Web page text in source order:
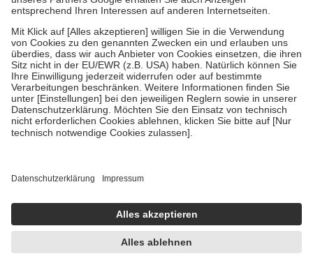
Um das Engagement der Versicherten für ihre eigene Gesundheit zu
stärken und die besondere Stellung der Familie zu unterstützen,
fallenkeine Zuzahlungenan bei:
• Kindern und Jugendlichen bis zum vollendeten 18. Lebensjahr
mit Ausnahme der Fahrkosten
• Untersuchungen zur Vorsorge und Früherkennung, die von der
GKV getragen werden
• empfohlenen Schutzimpfungen
• Harn- und Blutteststreifen
getroffen, um sicherzustellen, dass es sich um echte Bewertungen
https://help.etrusted.com/hc/de/articles/4419944605341
Einige Bilder und Inhalte wurden unter Zuhilfenahme künstlicher